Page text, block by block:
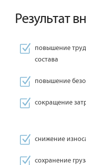
Результат
повышение
состава
повышение
сокращение
снижение
сохранение